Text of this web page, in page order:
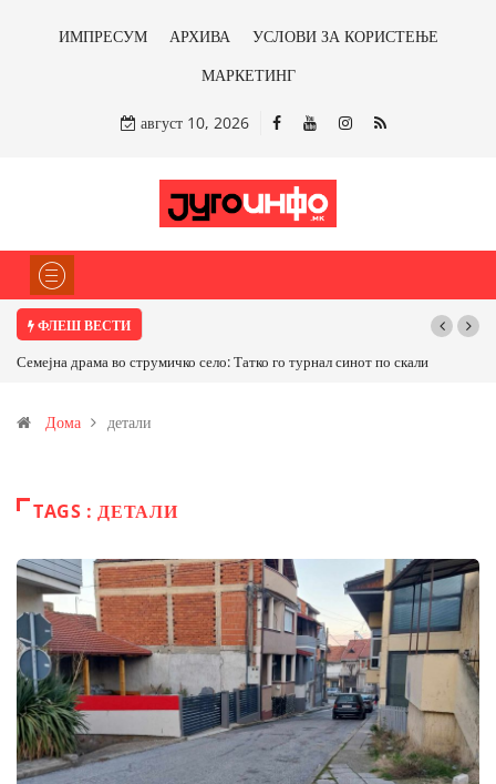
ИМПРЕСУМ АРХИВА
УСЛОВИ ЗА КОРИСТЕЊЕ
МАРКЕТИНГ
август 10, 2026
ФЛЕШ ВЕСТИ
Семејна драма во струмичко село: Татко го турнал синот по скали
Дома детали
TAGS : ДЕТАЛИ